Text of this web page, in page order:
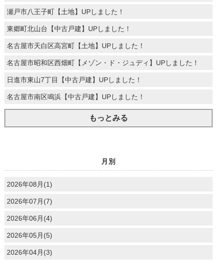
瀬戸市八王子町【土地】UPしました！
東郷町北山台【中古戸建】UPしました！
名古屋市天白区高宮町【土地】UPしました！
名古屋市昭和区西畑町【メゾン・ド・ジュディ】UPしました！
日進市東山7丁目【中古戸建】UPしました！
名古屋市南区鳴浜【中古戸建】UPしました！
もっとみる
月別
2026年08月(1)
2026年07月(7)
2026年06月(4)
2026年05月(5)
2026年04月(3)